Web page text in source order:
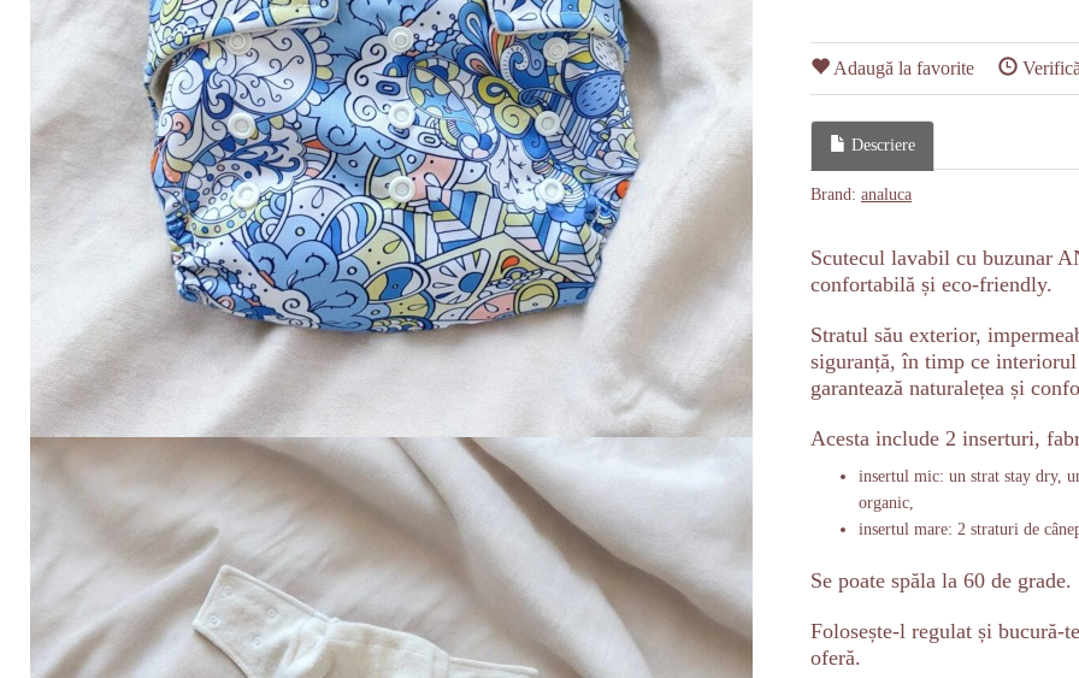
Adaugă la favorite
Descriere
Brand:analuca
Scutecul lavabil cu buzunar
confortabilă și eco-friendly.
Stratul său exterior,
siguranță, în timp ce interiorul
garantează naturalețea și
Acesta include 2 inserturi,
insertul mic: un strat stay dry,
organic,
insertul mare: 2 straturi de
Se poate spăla la 60 de grade.
Folosește-l regulat și bucură-
oferă.